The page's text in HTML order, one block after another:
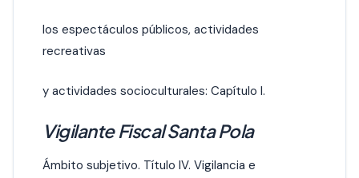
los espectáculos públicos, actividades
recreativas
y actividades socioculturales: Capítulo I.
Vigilante Fiscal Santa Pola
Ámbito subjetivo. Título IV. Vigilancia e